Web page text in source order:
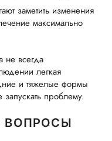
заметить изменения
максимально
не всегда
легкая
и тяжелые формы
проблему.
ВОПРОСЫ